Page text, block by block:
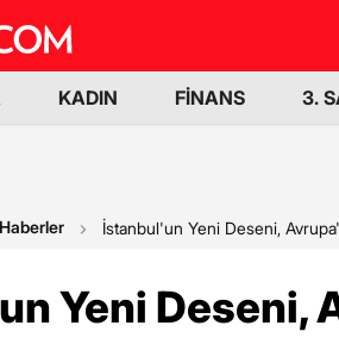
KADIN FİNANS 3.
İstanbul'un Yeni Deseni,
Yeni Deseni,